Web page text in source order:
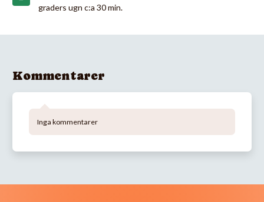
graders ugn c:a 30 min.
Kommentarer
Inga kommentarer